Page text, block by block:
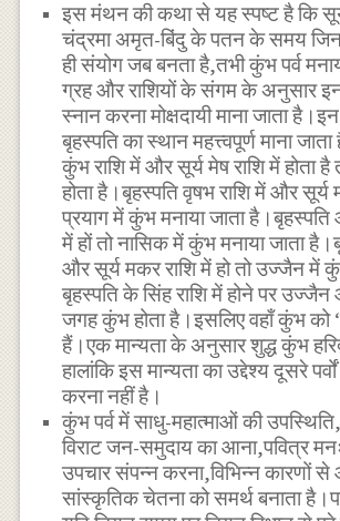
इस मंथन की कथा से यह स्पष्ट है कि
चंद्रमा अमृत-बिंदु के पतन के समय जिन
ही संयोग जब बनता है,तभी कुंभ पर्व
ग्रह और राशियों के संगम के अनुसार इन
स्नान करना मोक्षदायी माना जाता
बृहस्पति का स्थान महत्त्वपूर्ण माना
कुंभ राशि में और सूर्य मेष राशि में होता है
होता है।बृहस्पति वृषभ राशि में और सूर्य
प्रयाग में कुंभ मनाया जाता है।बृहस्पति
में हों तो नासिक में कुंभ मनाया जाता
और सूर्य मकर राशि में हो तो उज्जैन में
बृहस्पति के सिंह राशि में होने पर उज्जैन
जगह कुंभ होता है।इसलिए वहाँ कुंभ को
हैं।एक मान्यता के अनुसार शुद्ध कुंभ
हालांकि इस मान्यता का उद्देश्य दूसरे
करना नहीं है।
कुंभ पर्व में साधु-महात्माओं की
विराट जन-समुदाय का आना,पवित्र
उपचार संपन्न करना,विभिन्न कारणों
सांस्कृतिक चेतना को समर्थ बनाता